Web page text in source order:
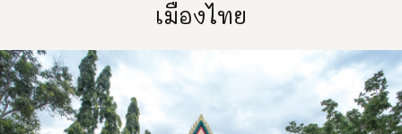
เมืองไทย